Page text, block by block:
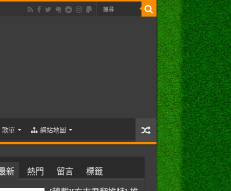
歌單 網站地圖
新 熱門 留言 標籤